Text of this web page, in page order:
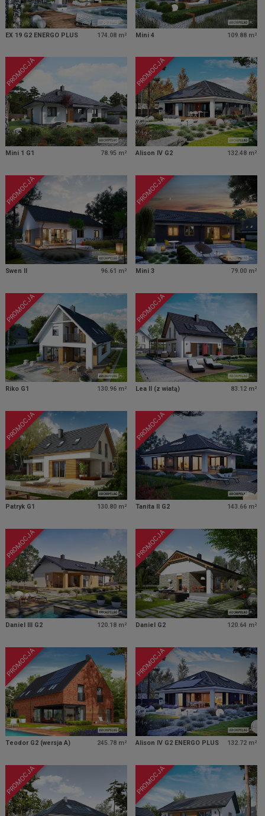
EX 19 G2 ENERGO PLUS 174.08 m² Mini 4 109.88 m²
PROMOCJA
Mini 1 G1 78.95 m²
PROMOCJA
Alison IV G2 132.48 m²
PROMOCJA
Swen II 96.61 m²
PROMOCJA
Mini 3 79.00 m²
PROMOCJA
Riko G1 130.96 m²
PROMOCJA
Lea II (z wiatą) 83.12 m²
PROMOCJA
Patryk G1 130.80 m²
PROMOCJA
Tanita II G2 143.66 m²
PROMOCJA
Daniel III G2 120.18 m²
PROMOCJA
Daniel G2 120.64 m²
PROMOCJA
Teodor G2 (wersja A) 245.78 m²
PROMOCJA
Alison IV G2 ENERGO PLUS 132.72 m²
PROMOCJA PROMOCJA